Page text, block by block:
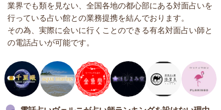
業界でも類を見ない、全国各地の都心部にある対面占いを
行っている占い館との業務提携を結んでおります。
その為、実際に会いに行くことのできる有名対面占い師と
の電話占いが可能です。